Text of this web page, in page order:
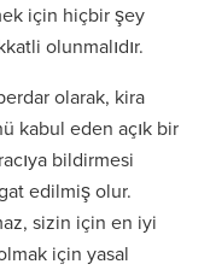
için hiçbir şey
olunmalıdır.
olarak, kira
kabul eden açık bir
bildirmesi
edilmiş olur.
sizin için en iyi
için yasal